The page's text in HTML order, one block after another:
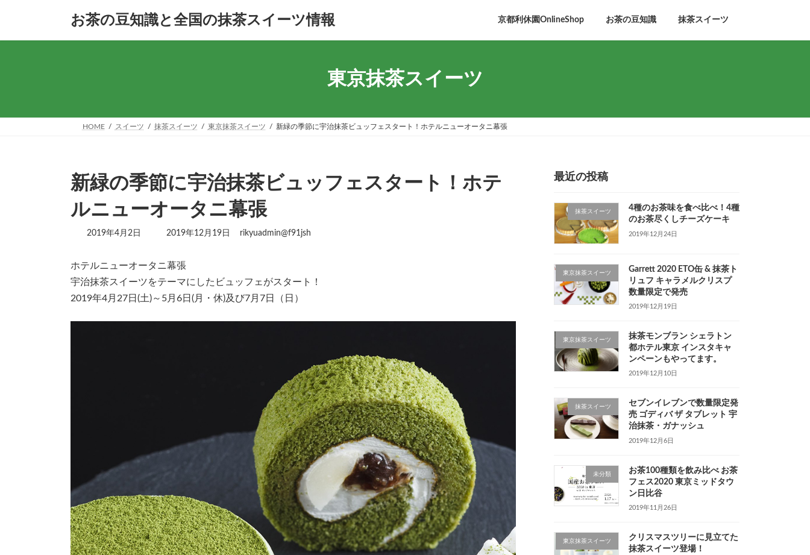
ン
プ
ー
動
お茶の豆知識と全国の抹茶スイーツ情報 京都利休園OnlineShop お茶の豆知識 抹茶スイーツ
東京抹茶スイーツ
HOME スイーツ 抹茶スイーツ 東京抹茶スイーツ 新緑の季節に宇治抹茶ビュッフェスタート！ホテルニューオータニ幕張
新緑の季節に宇治抹茶ビュッフェスタート！ホテ
ルニューオータニ幕張
2019年4月2日
最
新
:
2019年12月19日 rikyuadmin@f91jsh
ホテルニューオータニ幕張
宇治抹茶スイーツをテーマにしたビュッフェがスタート！
2019年4月27日(土)～5月6日(月・休)及び7月7日（日）
最近の投稿
抹茶スイーツ
4種のお茶味を食べ比べ！4種
のお茶尽くしチーズケーキ
2019年12月24日
東京抹茶スイーツ
Garrett 2020 ETO缶 & 抹茶ト
リュフ キャラメルクリスプ
数量限定で発売
2019年12月19日
東京抹茶スイーツ
抹茶モンブラン シェラトン
都ホテル東京 インスタキャ
ンペーンもやってます。
2019年12月10日
抹茶スイーツ
セブンイレブンで数量限定発
売 ゴディバ ザ タブレット 宇
治抹茶・ガナッシュ
2019年12月6日
未分類
お茶100種類を飲み比べ お茶
フェス2020 東京ミッドタウ
ン日比谷
2019年11月26日
東京抹茶スイーツ
クリスマスツリーに見立てた
抹茶スイーツ登場！